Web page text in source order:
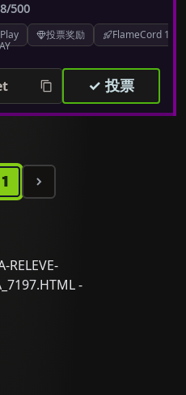
投票奖励 FlameCord
8/500
✓ 投票
1